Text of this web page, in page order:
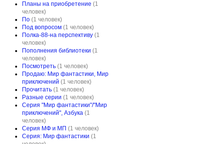
Планы на приобретение (1
человек)
По (1 человек)
Под вопросом (1 человек)
Полка-88-на перспективу (1
человек)
Пополнения библиотеки (1
человек)
Посмотреть (1 человек)
Продаю: Мир фантастики, Мир
приключений (1 человек)
Прочитать (1 человек)
Разные серии (1 человек)
Серия "Мир фантастики"/"Мир
приключений", Азбука (1
человек)
Серия МФ и МП (1 человек)
Серия: Мир фантастики (1